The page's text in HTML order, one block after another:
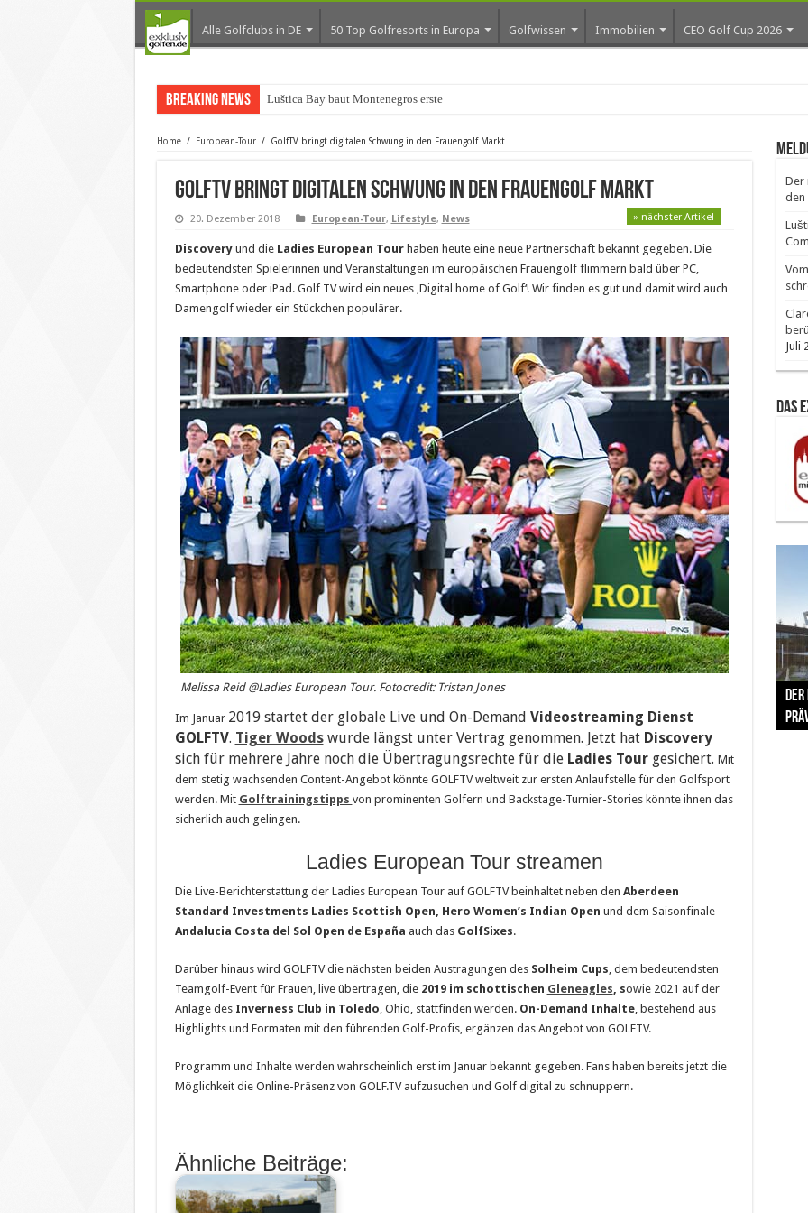
Alle Golfclubs in DE 50 Top Golfresorts in Europa Golfwissen Immobilien CEO Golf Cup 2026
Breaking News Luštica Bay baut Montenegros erste Golf-Community
Home / European-Tour / GolfTV bringt digitalen Schwung in den Frauengolf Markt
GolfTV bringt digitalen Schwung in den Frauengolf Markt
20. Dezember 2018 European-Tour, Lifestyle, News » nächster Artikel
Discoveryund die Ladies European Tourhaben heute eine neue Partnerschaft bekannt gegeben. Die
bedeutendsten Spielerinnen und Veranstaltungen im europäischen Frauengolf flimmern bald über PC,
Smartphone oder iPad. Golf TV wird ein neues ‚Digital home of Golf‘! Wir finden es gut und damit wird auch
Damengolf wieder ein Stückchen populärer.
Melissa Reid @Ladies European Tour. Fotocredit: Tristan Jones
Im Januar 2019 startet der globale Live und On-Demand Videostreaming Dienst
GOLFTV. Tiger Woodswurde längst unter Vertrag genommen. Jetzt hat Discovery
sich für mehrere Jahre noch die Übertragungsrechte für die Ladies Tourgesichert. Mit
dem stetig wachsenden Content-Angebot könnte GOLFTV weltweit zur ersten Anlaufstelle für den Golfsport
werden. Mit Golftrainingstipps von prominenten Golfern und Backstage-Turnier-Stories könnte ihnen das
sicherlich auch gelingen.
Ladies European Tour streamen
Die Live-Berichterstattung der Ladies European Tour auf GOLFTV beinhaltet neben den Aberdeen
Standard Investments Ladies Scottish Open, Hero Women’s Indian Open und dem Saisonfinale
Andalucia Costa del Sol Open de España auch das GolfSixes.
Darüber hinaus wird GOLFTV die nächsten beiden Austragungen des Solheim Cups , dem bedeutendsten
Teamgolf-Event für Frauen, live übertragen, die2019 im schottischen Gleneagles , sowie 2021 auf der
Anlage des Inverness Club in Toledo , Ohio, stattfinden werden. On-Demand Inhalte, bestehend aus
Highlights und Formaten mit den führenden Golf-Profis, ergänzen das Angebot von GOLFTV.
Programm und Inhalte werden wahrscheinlich erst im Januar bekannt gegeben. Fans haben bereits jetzt die
Möglichkeit die Online-Präsenz von GOLF.TV aufzusuchen und Golf digital zu schnuppern.
Ähnliche Beiträge:
Der
den
Juli
Das
The